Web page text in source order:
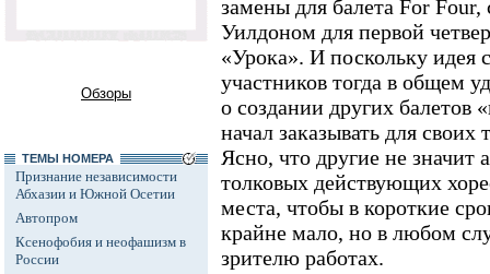
Обзоры
ТЕМЫ НОМЕРА
Признание независимости
Абхазии и Южной Осетии
Автопром
Ксенофобия и неофашизм в
России
замены для балета For
Уилдоном для первой
«Урока». И поскольку идея
участников тогда в общем
о создании других балетов
начал заказывать для
Ясно, что другие не значит
толковых действующих
места, чтобы в короткие
крайне мало, но в любом
зрителю работах.